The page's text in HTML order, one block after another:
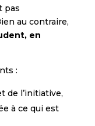
pas
au contraire,
en
:
de l’initiative,
à ce qui est